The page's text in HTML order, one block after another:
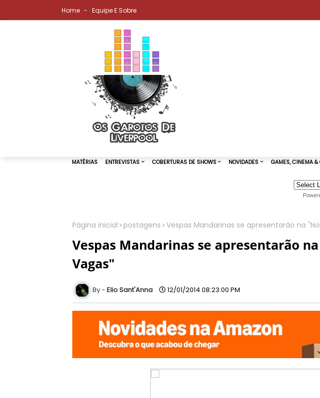
Home Equipe E Sobre
Página inicial postagens Vespas Mandarinas se apresentarão na
Vespas Mandarinas se apresentarão
Vagas"
Elio Sant'Anna 12/01/2014 08:23:00 PM